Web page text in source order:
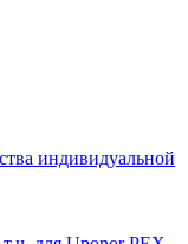
индивидуальной